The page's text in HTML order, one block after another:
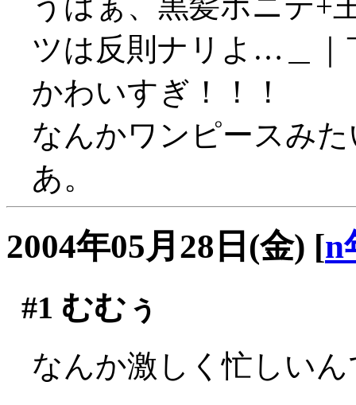
ツは反則ナリよ…＿｜
かわいすぎ！！！
なんかワンピースみ
あ。
2004年05月28日(金) [n
#1 むむぅ
なんか激しく忙しい